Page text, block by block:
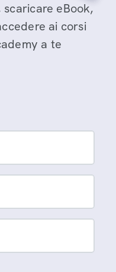
eBook,
ai corsi
a te